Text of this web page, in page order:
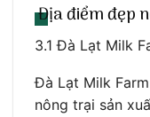
Địa điểm đẹp
3.1 Đà Lạt Milk
Đà Lạt Milk
nông trại sản